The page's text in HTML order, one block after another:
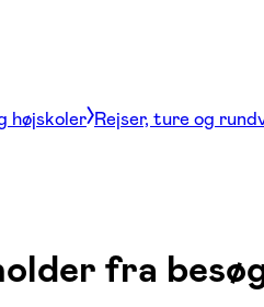
højskoler Rejser, ture og
fra